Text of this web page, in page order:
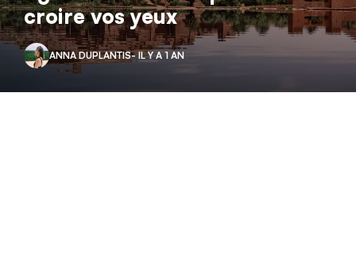
croire vos yeux
ANNA DUPLANTIS- IL Y A 1 AN